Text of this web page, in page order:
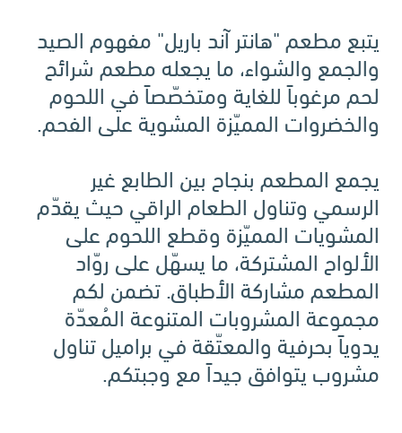
يتبع مطعم "هانتر آند باريل" مفهوم الصيد
والجمع والشواء، ما يجعله مطعم شرائح
لحم مرغوباً للغاية ومتخصّصاً في اللحوم
والخضروات المميّزة المشوية على الفحم.
يجمع المطعم بنجاح بين الطابع غير
الرسمي وتناول الطعام الراقي حيث يقدّم
المشويات المميّزة وقطع اللحوم على
الألواح المشتركة، ما يسهّل على روّاد
المطعم مشاركة الأطباق. تضمن لكم
مجموعة المشروبات المتنوعة المُعدّة
يدوياً بحرفية والمعتّقة في براميل تناول
مشروب يتوافق جيداً مع وجبتكم.